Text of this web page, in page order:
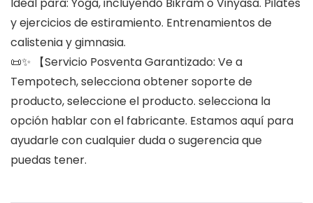
Ideal para: Yoga, incluyendo Bikram o Vinyasa. Pilates
y ejercicios de estiramiento. Entrenamientos de
calistenia y gimnasia.
📜✨ 【Servicio Posventa Garantizado: Ve a
Tempotech, selecciona obtener soporte de
producto, seleccione el producto. selecciona la
opción hablar con el fabricante. Estamos aquí para
ayudarle con cualquier duda o sugerencia que
puedas tener.